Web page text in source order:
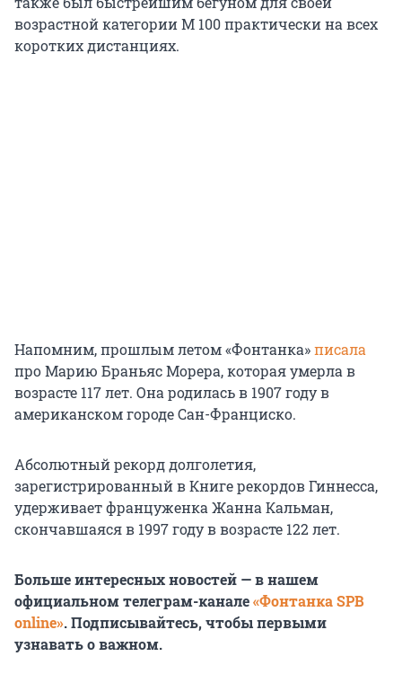
возрастной категории M 100 практически на всех
коротких дистанциях.
Напомним, прошлым летом «Фонтанка»писала
про Марию Браньяс Морера, которая умерла в
возрасте 117 лет. Она родилась в 1907 году в
американском городе Сан-Франциско.
Абсолютный рекорд долголетия,
зарегистрированный в Книге рекордов Гиннесса,
удерживает француженка Жанна Кальман,
скончавшаяся в 1997 году в возрасте 122 лет.
Больше интересных новостей — в нашем
официальном телеграм-канале«Фонтанка SPB
online». Подписывайтесь, чтобы первыми
узнавать о важном.